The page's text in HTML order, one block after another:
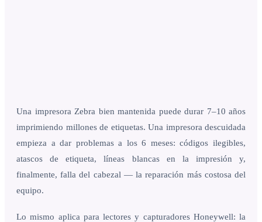
Una impresora Zebra bien mantenida puede durar 7–10 años
imprimiendo millones de etiquetas. Una impresora descuidada
empieza a dar problemas a los 6 meses: códigos ilegibles,
atascos de etiqueta, líneas blancas en la impresión y,
finalmente, falla del cabezal — la reparación más costosa del
equipo.
Lo mismo aplica para lectores y capturadores Honeywell: la